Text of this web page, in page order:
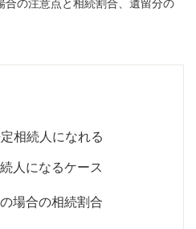
合の注意点と相続割合、遺留分の
相続人になれる
人になるケース
場合の相続割合